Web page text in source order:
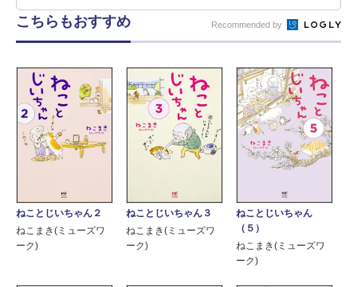
こちらもおすすめ Recommended by
ねことじいちゃん２
ねこまき(ミューズワ
ーク)
ねことじいちゃん３
ねこまき(ミューズワ
ーク)
ねことじいちゃん
（５）
ねこまき(ミューズワ
ーク)